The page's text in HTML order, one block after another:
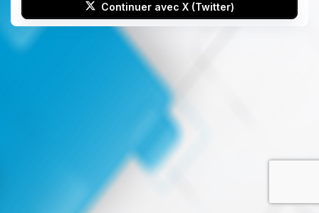
Continuer avec X (Twitter)